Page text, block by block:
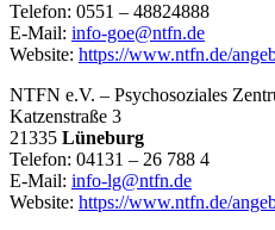
Telefon: 0551 – 48824888
E-Mail: info-goe@ntfn.de
Website: https://www.ntfn.de/
NTFN e.V. – Psychosoziales
Katzenstraße 3
21335 Lüneburg
Telefon: 04131 – 26 788 4
E-Mail: info-lg@ntfn.de
Website: https://www.ntfn.de/